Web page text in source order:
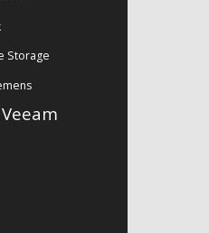
Storage
Veeam